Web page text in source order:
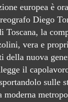
europea è
Diego
Toscana, la
vera e
della nuova
il
sulle
moderna